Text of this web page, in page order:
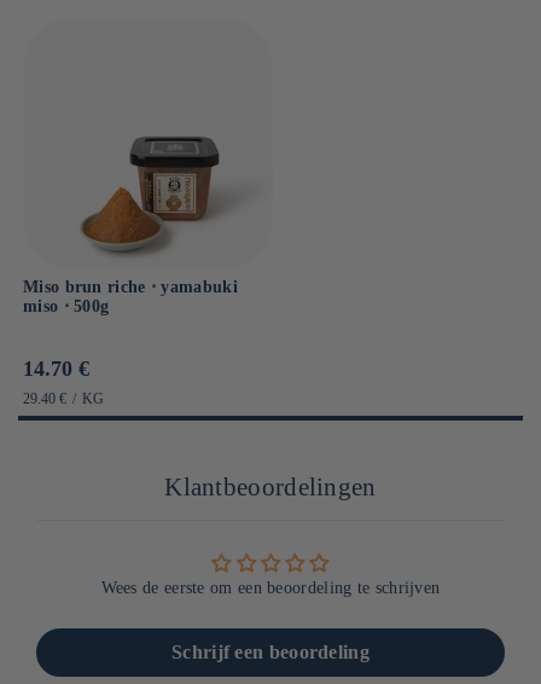
Miso brun riche ⋅ yamabuki
miso ⋅ 500g
Prix
habituel
14.70 €
PRIX
UNITAIRE
29.40 € / PAR
KG
Klantbeoordelingen
Wees de eerste om een beoordeling te schrijven
Schrijf een beoordeling